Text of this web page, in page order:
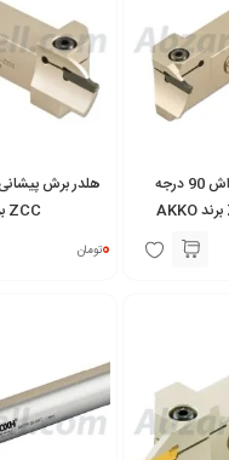
هلدر برش پیشانی تراش 90 درجه
هلدر برش
ZCC برند AKKO
0تومان